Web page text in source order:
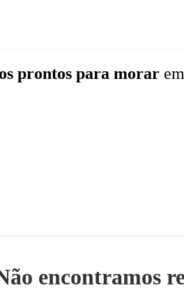
prontos para morar em
encontramos